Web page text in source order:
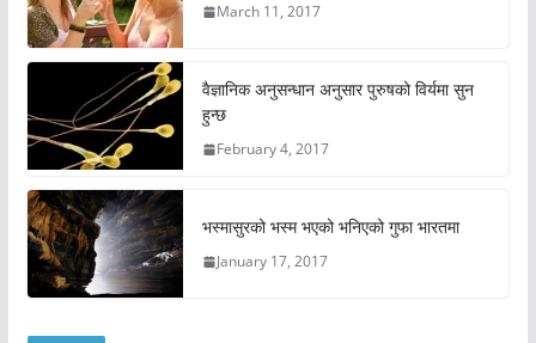
March 11, 2017
वैज्ञानिक अनुसन्धान अनुसार पुरुषको विर्यमा सुन
हुन्छ
February 4, 2017
भस्मासुरको भस्म भएको भनिएको गुफा भारतमा
January 17, 2017